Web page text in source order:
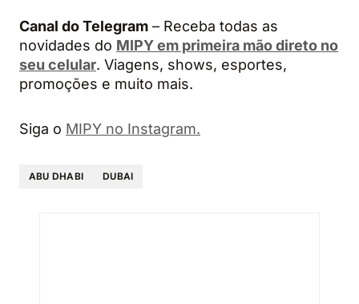
Canal do Telegram – Receba todas as
novidades do MIPY em primeira mão direto no
seu celular. Viagens, shows, esportes,
promoções e muito mais.
Siga o MIPY no Instagram.
ABU DHABI DUBAI